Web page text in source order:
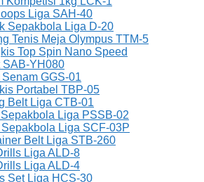
Liga SAH-40
Sepakbola Liga D-20
Tenis Meja Olympus TTM-5
Top Spin Nano Speed
SAB-YH080
GGS-01
Portabel TBP-05
Belt Liga CTB-01
Liga PSSB-02
Liga SCF-03P
Belt Liga STB-260
Liga ALD-8
Liga ALD-4
Set Liga HCS-30